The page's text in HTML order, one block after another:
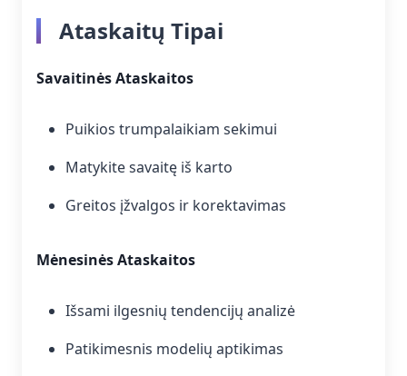
Ataskaitų Tipai
Savaitinės Ataskaitos
Puikios trumpalaikiam sekimui
Matykite savaitę iš karto
Greitos įžvalgos ir korektavimas
Mėnesinės Ataskaitos
Išsami ilgesnių tendencijų analizė
Patikimesnis modelių aptikimas